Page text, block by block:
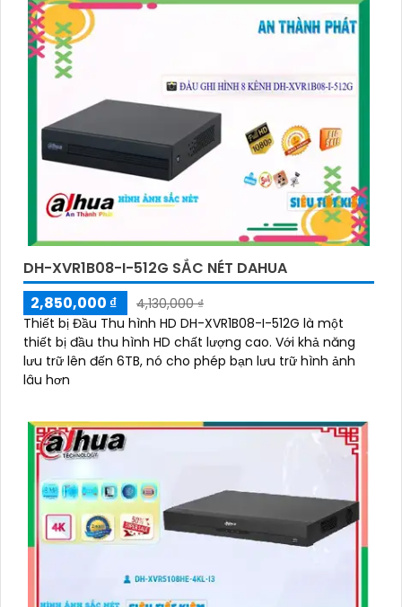
DH-XVR1B08-I-512G SẮC NÉT DAHUA
2,850,000 ₫
4,130,000 ₫
Thiết bị Đầu Thu hình HD DH-XVR1B08-I-512G là một
thiết bị đầu thu hình HD chất lượng cao. Với khả năng
lưu trữ lên đến 6TB, nó cho phép bạn lưu trữ hình ảnh
lâu hơn